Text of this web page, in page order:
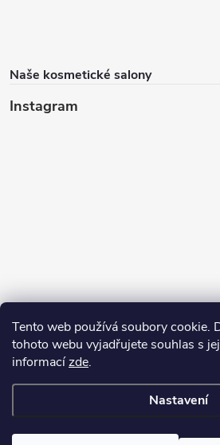
Tento web používá soubory cookie.
tohoto webu vyjadřujete souhlas s
informacízde.
Nastavení
Naše kosmetické salony
Instagram